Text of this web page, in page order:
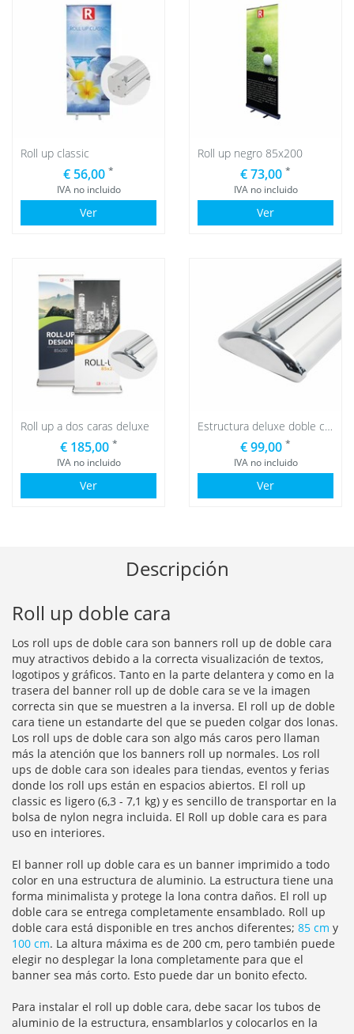
Roll up classic
€ 56,00 *
IVA no incluido
Ver
Roll up negro 85x200
€ 73,00 *
IVA no incluido
Ver
Roll up a dos caras deluxe
€ 185,00 *
IVA no incluido
Ver
Estructura deluxe doble cara
€ 99,00 *
IVA no incluido
Ver
Descripción
Roll up doble cara
Los roll ups de doble cara son banners roll up de doble cara
muy atractivos debido a la correcta visualización de textos,
logotipos y gráficos. Tanto en la parte delantera y como en la
trasera del banner roll up de doble cara se ve la imagen
correcta sin que se muestren a la inversa. El roll up de doble
cara tiene un estandarte del que se pueden colgar dos lonas.
Los roll ups de doble cara son algo más caros pero llaman
más la atención que los banners roll up normales. Los roll
ups de doble cara son ideales para tiendas, eventos y ferias
donde los roll ups están en espacios abiertos. El roll up
classic es ligero (6,3 - 7,1 kg) y es sencillo de transportar en la
bolsa de nylon negra incluida. El Roll up doble cara es para
uso en interiores.
El banner roll up doble cara es un banner imprimido a todo
color en una estructura de aluminio. La estructura tiene una
forma minimalista y protege la lona contra daños. El roll up
doble cara se entrega completamente ensamblado. Roll up
doble cara está disponible en tres anchos diferentes; 85 cm y
100 cm. La altura máxima es de 200 cm, pero también puede
elegir no desplegar la lona completamente para que el
banner sea más corto. Esto puede dar un bonito efecto.
Para instalar el roll up doble cara, debe sacar los tubos de
aluminio de la estructura, ensamblarlos y colocarlos en la